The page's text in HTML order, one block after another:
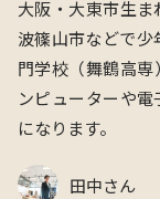
大阪・大東市生
波篠山市などで
門学校（舞鶴高
ンピューターや
になります。
田中さん